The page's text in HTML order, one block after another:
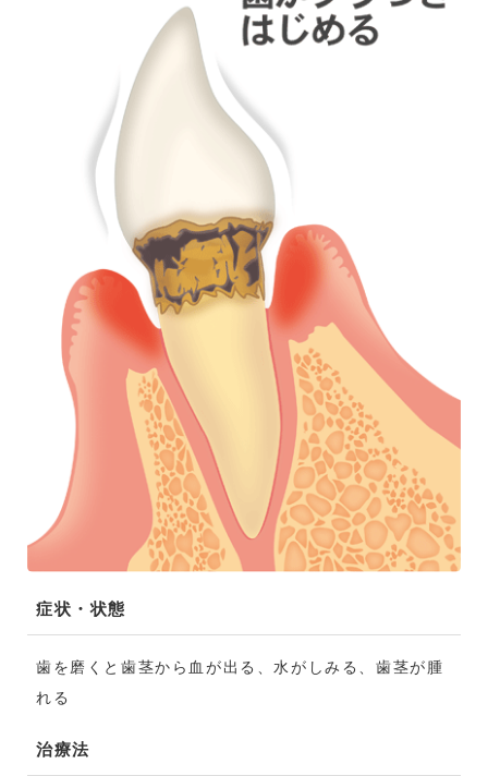
症状・状態
歯を磨くと歯茎から血が出る、水がしみる、歯茎が腫
れる
治療法